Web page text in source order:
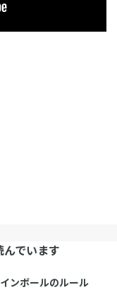
でいます
ンボールのルール